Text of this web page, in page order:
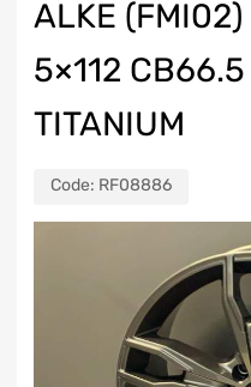
ALKE
5×112 CB66.5
TITANIUM
Code: RF08886